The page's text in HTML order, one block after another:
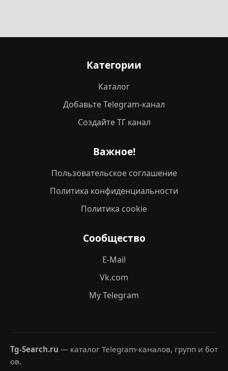
Категории
Каталог
Добавьте Telegram-канал
Создайте ТГ канал
Важное!
Пользовательское соглашение
Политика конфиденциальности
Политика cookie
Сообщество
E-Mail
Vk.com
My Telegram
Tg-Search.ru — каталог Telegram-каналов, групп и бот
ов.